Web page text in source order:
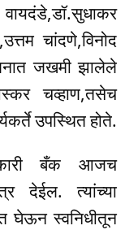
चांदणे,विनोद
जखमी झालेले
चव्हाण,तसेच
उपस्थित होते.
बँक आजच
देईल. त्यांच्या
घेऊन स्वनिधीतून